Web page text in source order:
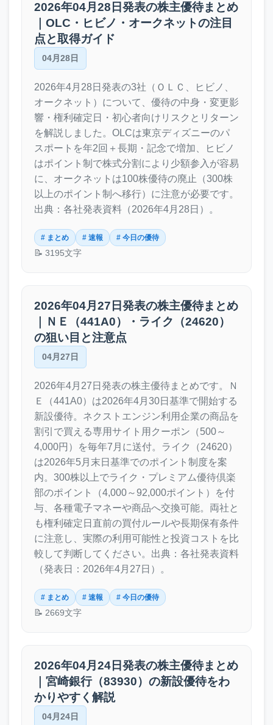
2026年04月28日発表の株主優待まとめ
｜OLC・ヒビノ・オークネットの注目
点と取得ガイド
04月28日
2026年4月28日発表の3社（ＯＬＣ、ヒビノ、
オークネット）について、優待の中身・変更影
響・権利確定日・初心者向けリスクとリターン
を解説しました。OLCは東京ディズニーのパ
スポートを年2回＋長期・記念で増加、ヒビノ
はポイント制で株式分割により少額参入が容易
に、オークネットは100株優待の廃止（300株
以上のポイント制へ移行）に注意が必要です。
出典：各社発表資料（2026年4月28日）。
# まとめ # 速報 # 今日の優待
📝 3195文字
2026年04月27日発表の株主優待まとめ
｜ＮＥ（441A0）・ライク（24620）
の狙い目と注意点
04月27日
2026年4月27日発表の株主優待まとめです。Ｎ
Ｅ（441A0）は2026年4月30日基準で開始する
新設優待。ネクストエンジン利用企業の商品を
割引で買える専用サイト用クーポン（500～
4,000円）を毎年7月に送付。ライク（24620）
は2026年5月末日基準でのポイント制度を案
内。300株以上でライク・プレミアム優待倶楽
部のポイント（4,000～92,000ポイント）を付
与、各種電子マネーや商品へ交換可能。両社と
も権利確定日直前の買付ルールや長期保有条件
に注意し、実際の利用可能性と投資コストを比
較して判断してください。出典：各社発表資料
（発表日：2026年4月27日）。
# まとめ # 速報 # 今日の優待
📝 2669文字
2026年04月24日発表の株主優待まとめ
｜宮崎銀行（83930）の新設優待をわ
かりやすく解説
04月24日